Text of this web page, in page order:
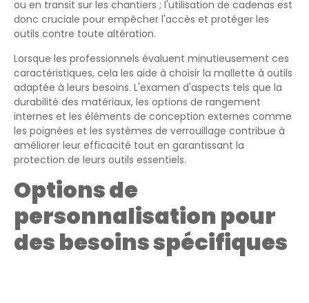
ou en transit sur les chantiers ; l'utilisation de cadenas est
donc cruciale pour empêcher l'accès et protéger les
outils contre toute altération.
Lorsque les professionnels évaluent minutieusement ces
caractéristiques, cela les aide à choisir la mallette à outils
adaptée à leurs besoins. L'examen d'aspects tels que la
durabilité des matériaux, les options de rangement
internes et les éléments de conception externes comme
les poignées et les systèmes de verrouillage contribue à
améliorer leur efficacité tout en garantissant la
protection de leurs outils essentiels.
Options de
personnalisation pour
des besoins spécifiques